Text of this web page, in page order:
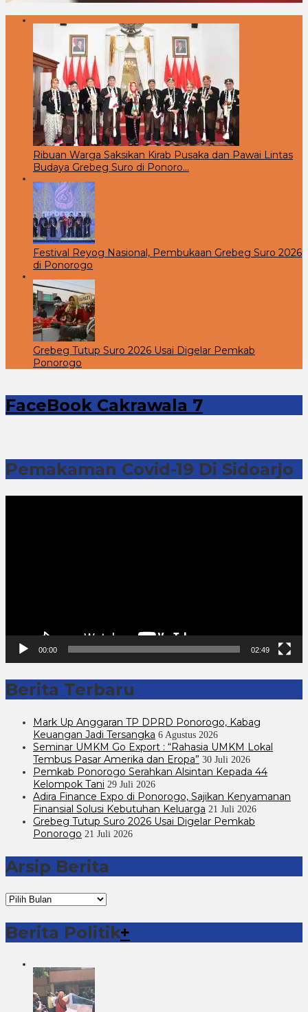
Ribuan Warga Saksikan Kirab Pusaka dan Pawai Lintas
Budaya Grebeg Suro di Ponoro…
Festival Reyog Nasional, Pembukaan Grebeg Suro 2026
di Ponorogo
Grebeg Tutup Suro 2026 Usai Digelar Pemkab
Ponorogo
FaceBook Cakrawala 7
Pemakaman Covid-19 Di Sidoarjo
00:00 02:49
Berita Terbaru
Mark Up Anggaran TP DPRD Ponorogo, Kabag
Keuangan Jadi Tersangka 6 Agustus 2026
Seminar UMKM Go Export : “Rahasia UMKM Lokal
Tembus Pasar Amerika dan Eropa” 30 Juli 2026
Pemkab Ponorogo Serahkan Alsintan Kepada 44
Kelompok Tani 29 Juli 2026
Adira Finance Expo di Ponorogo, Sajikan Kenyamanan
Finansial Solusi Kebutuhan Keluarga 21 Juli 2026
Grebeg Tutup Suro 2026 Usai Digelar Pemkab
Ponorogo 21 Juli 2026
Arsip Berita
Arsip
Berita
Berita Politik+